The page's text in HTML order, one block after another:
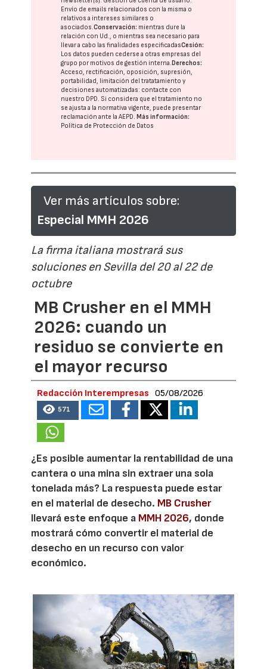
Envío de emails relacionados con la misma o
relativos a intereses similares o
asociados.Conservación: mientras dure la
relación con Ud., o mientras sea necesario para
llevar a cabo las finalidades especificadasCesión:
Los datos pueden cederse a otras empresas del
grupo por motivos de gestión interna.Derechos:
Acceso, rectificación, oposición, supresión,
portabilidad, limitación del tratatamiento y
decisiones automatizadas: contacte con
nuestro DPD. Si considera que el tratamiento no
se ajusta a la normativa vigente, puede presentar
reclamación ante laAEPD.Más información:
Política de Protección de Datos
Ver más artículos sobre:
Especial MMH 2026
La firma italiana mostrará sus
soluciones en Sevilla del 20 al 22 de
octubre
MB Crusher en el MMH
2026: cuando un
residuo se convierte en
el mayor recurso
Redacción Interempresas 05/08/2026
571
¿Es posible aumentar la rentabilidad de una
cantera o una mina sin extraer una sola
tonelada más? La respuesta puede estar
en el material de desecho. MB Crusher
llevará este enfoque a MMH 2026, donde
mostrará cómo convertir el material de
desecho en un recurso con valor
económico.